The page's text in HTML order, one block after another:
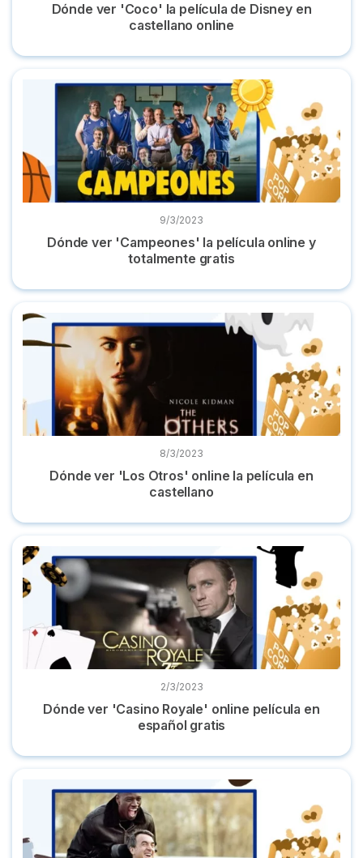
Dónde ver 'Coco' la película de Disney en
castellano online
Dónde ver 'Campeones' la película online y totalmente gratis
9/3/2023
Dónde ver 'Campeones' la película online y
totalmente gratis
Dónde ver 'Los Otros' online la película en castellano
8/3/2023
Dónde ver 'Los Otros' online la película en
castellano
Dónde ver 'Casino Royale' online película en español gratis
2/3/2023
Dónde ver 'Casino Royale' online película en
español gratis
Dónde ver 'Intocable' la película gratis y en castellano